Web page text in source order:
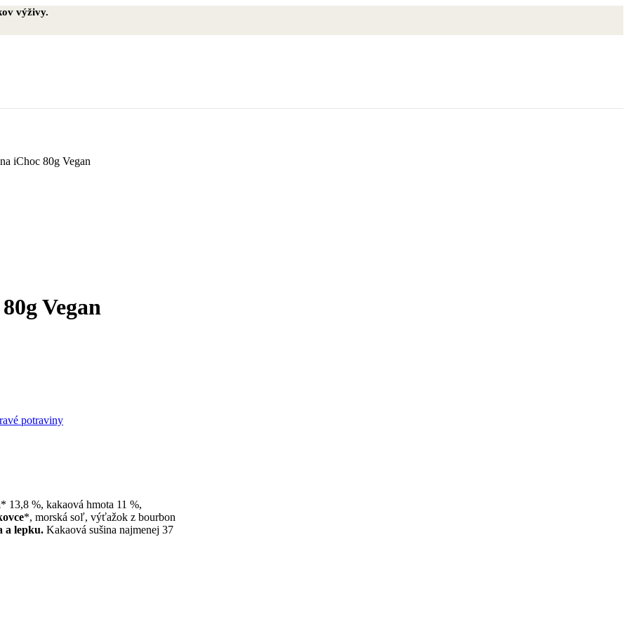
výživy.
iChoc 80g Vegan
Vegan
potraviny
13,8 %, kakaová hmota 11 %,
*, morská soľ, výťažok z bourbon
a lepku. Kakaová sušina najmenej 37